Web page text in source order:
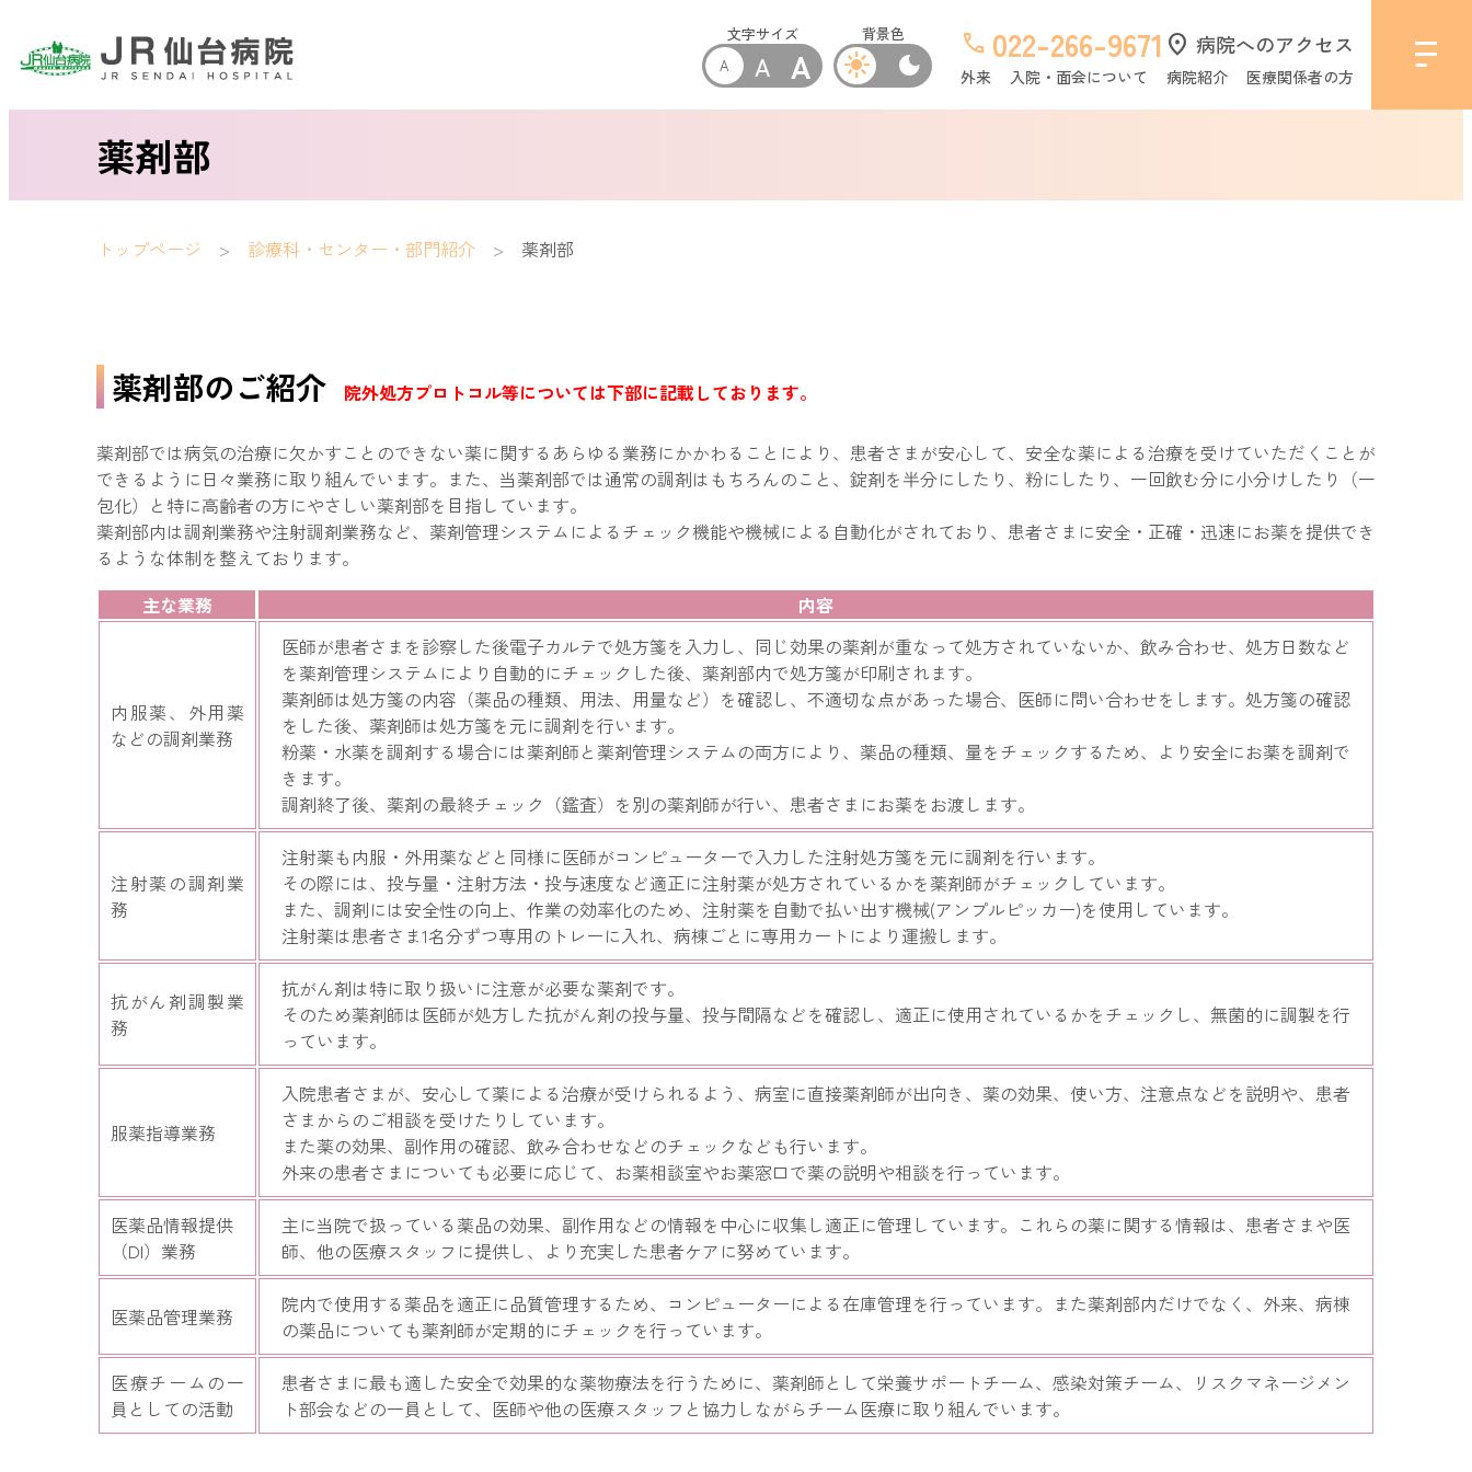
文字サイズ
A
A A
背景色
light_mode dark_mode
call 022-266-9671 location_on 病院へのアクセス
外来 入院・面会について 病院紹介 医療関係者の方
薬剤部
トップページ 診療科・センター・部門紹介 薬剤部
薬剤部のご紹介 院外処方プロトコル等については下部に記載しております。
薬剤部では病気の治療に欠かすことのできない薬に関するあらゆる業務にかかわることにより、患者さまが安心して、安全な薬による治療を受けていただくことが
できるように日々業務に取り組んでいます。また、当薬剤部では通常の調剤はもちろんのこと、錠剤を半分にしたり、粉にしたり、一回飲む分に小分けしたり（一
包化）と特に高齢者の方にやさしい薬剤部を目指しています。
薬剤部内は調剤業務や注射調剤業務など、薬剤管理システムによるチェック機能や機械による自動化がされており、患者さまに安全・正確・迅速にお薬を提供でき
るような体制を整えております。
主な業務
内容
内服薬、外用薬
などの調剤業務
医師が患者さまを診察した後電子カルテで処方箋を入力し、同じ効果の薬剤が重なって処方されていないか、飲み合わせ、処方日数など
を薬剤管理システムにより自動的にチェックした後、薬剤部内で処方箋が印刷されます。
薬剤師は処方箋の内容（薬品の種類、用法、用量など）を確認し、不適切な点があった場合、医師に問い合わせをします。処方箋の確認
をした後、薬剤師は処方箋を元に調剤を行います。
粉薬・水薬を調剤する場合には薬剤師と薬剤管理システムの両方により、薬品の種類、量をチェックするため、より安全にお薬を調剤で
きます。
調剤終了後、薬剤の最終チェック（鑑査）を別の薬剤師が行い、患者さまにお薬をお渡します。
注射薬の調剤業
務
注射薬も内服・外用薬などと同様に医師がコンピューターで入力した注射処方箋を元に調剤を行います。
その際には、投与量・注射方法・投与速度など適正に注射薬が処方されているかを薬剤師がチェックしています。
また、調剤には安全性の向上、作業の効率化のため、注射薬を自動で払い出す機械(アンプルピッカー)を使用しています。
注射薬は患者さま1名分ずつ専用のトレーに入れ、病棟ごとに専用カートにより運搬します。
抗がん剤調製業
務
抗がん剤は特に取り扱いに注意が必要な薬剤です。
そのため薬剤師は医師が処方した抗がん剤の投与量、投与間隔などを確認し、適正に使用されているかをチェックし、無菌的に調製を行
っています。
服薬指導業務
入院患者さまが、安心して薬による治療が受けられるよう、病室に直接薬剤師が出向き、薬の効果、使い方、注意点などを説明や、患者
さまからのご相談を受けたりしています。
また薬の効果、副作用の確認、飲み合わせなどのチェックなども行います。
外来の患者さまについても必要に応じて、お薬相談室やお薬窓口で薬の説明や相談を行っています。
医薬品情報提供
（DI）業務
主に当院で扱っている薬品の効果、副作用などの情報を中心に収集し適正に管理しています。これらの薬に関する情報は、患者さまや医
師、他の医療スタッフに提供し、より充実した患者ケアに努めています。
医薬品管理業務
院内で使用する薬品を適正に品質管理するため、コンピューターによる在庫管理を行っています。また薬剤部内だけでなく、外来、病棟
の薬品についても薬剤師が定期的にチェックを行っています。
医療チームの一
員としての活動
患者さまに最も適した安全で効果的な薬物療法を行うために、薬剤師として栄養サポートチーム、感染対策チーム、リスクマネージメン
ト部会などの一員として、医師や他の医療スタッフと協力しながらチーム医療に取り組んでいます。